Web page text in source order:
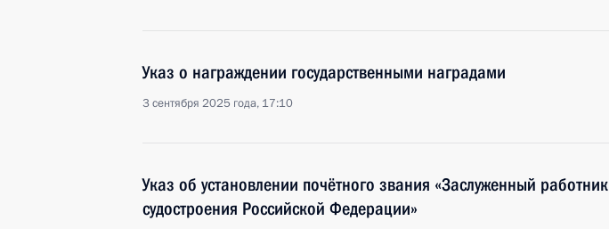
Указ о награждении государственными наградами
3 сентября 2025 года, 17:10
Указ об установлении почётного звания «Заслуженный работник
судостроения Российской Федерации»